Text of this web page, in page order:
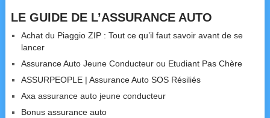
LE GUIDE DE L’ASSURANCE AUTO
Achat du Piaggio ZIP : Tout ce qu’il faut savoir avant de se
lancer
Assurance Auto Jeune Conducteur ou Etudiant Pas Chère
ASSURPEOPLE | Assurance Auto SOS Résiliés
Axa assurance auto jeune conducteur
Bonus assurance auto